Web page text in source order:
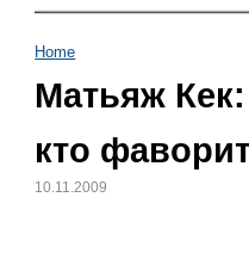
Home
Матьяж
кто
10.11.2009